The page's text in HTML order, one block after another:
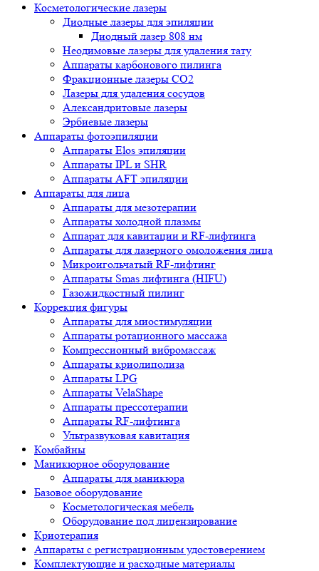
Косметологические лазеры
Диодные лазеры для эпиляции
Диодный лазер 808 нм
Неодимовые лазеры для удаления тату
Аппараты карбонового пилинга
Фракционные лазеры CO2
Лазеры для удаления сосудов
Александритовые лазеры
Эрбиевые лазеры
Аппараты фотоэпиляции
Аппараты Elos эпиляции
Аппараты IPL и SHR
Аппараты AFT эпиляции
Аппараты для лица
Аппараты для мезотерапии
Аппараты холодной плазмы
Аппарат для кавитации и RF-лифтинга
Аппараты для лазерного омоложения лица
Микроигольчатый RF-лифтинг
Аппараты Smas лифтинга (HIFU)
Газожидкостный пилинг
Коррекция фигуры
Аппараты для миостимуляции
Аппараты ротационного массажа
Компрессионный вибромассаж
Аппараты криолиполиза
Аппараты LPG
Аппараты VelaShape
Аппараты прессотерапии
Аппараты RF-лифтинга
Ультразвуковая кавитация
Комбайны
Маникюрное оборудование
Аппараты для маникюра
Базовое оборудование
Косметологическая мебель
Оборудование под лицензирование
Криотерапия
Аппараты c регистрационным удостоверением
Комплектующие и расходные материалы